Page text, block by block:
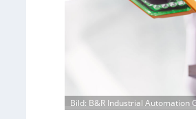
F
n
Bild: B&R Industrial Automation